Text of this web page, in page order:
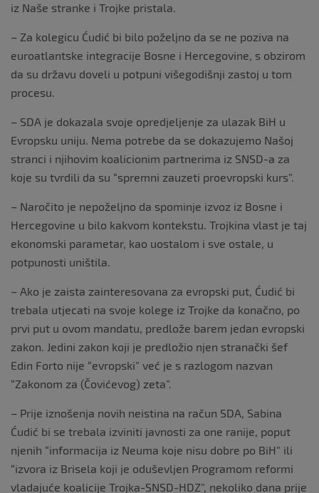
iz Naše stranke i Trojke pristala.
– Za kolegicu Ćudić bi bilo poželjno da se ne poziva na
euroatlantske integracije Bosne i Hercegovine, s obzirom
da su državu doveli u potpuni višegodišnji zastoj u tom
procesu.
– SDA je dokazala svoje opredjeljenje za ulazak BiH u
Evropsku uniju. Nema potrebe da se dokazujemo Našoj
stranci i njihovim koalicionim partnerima iz SNSD-a za
koje su tvrdili da su “spremni zauzeti proevropski kurs”.
– Naročito je nepoželjno da spominje izvoz iz Bosne i
Hercegovine u bilo kakvom kontekstu. Trojkina vlast je taj
ekonomski parametar, kao uostalom i sve ostale, u
potpunosti uništila.
– Ako je zaista zainteresovana za evropski put, Ćudić bi
trebala utjecati na svoje kolege iz Trojke da konačno, po
prvi put u ovom mandatu, predlože barem jedan evropski
zakon. Jedini zakon koji je predložio njen stranački šef
Edin Forto nije “evropski” već je s razlogom nazvan
“Zakonom za (Čovićevog) zeta”.
– Prije iznošenja novih neistina na račun SDA, Sabina
Ćudić bi se trebala izviniti javnosti za one ranije, poput
njenih “informacija iz Neuma koje nisu dobre po BiH” ili
“izvora iz Brisela koji je oduševljen Programom reformi
vladajuće koalicije Trojka-SNSD-HDZ”, nekoliko dana prije